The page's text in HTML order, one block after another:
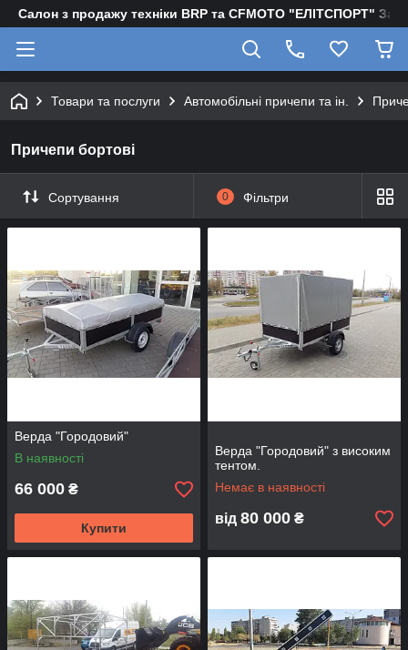
Салон з продажу техніки BRP та CFMOTO "EЛІТСПОРТ"
Товари та послуги Автомобільні причепи та ін.
Причепи бортові
Сортування 0 Фільтри
Верда "Городовий"
В наявності
66 000 ₴
Купити
Верда "Городовий" з високим
тентом.
Немає в наявності
від 80 000 ₴